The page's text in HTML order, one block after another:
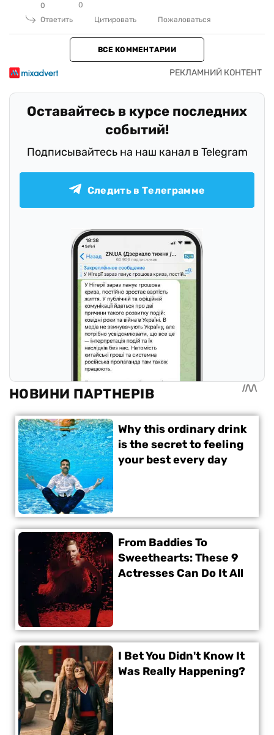
0
0
Ответить
Цитировать Пожаловаться
ВСЕ КОММЕНТАРИИ
Оставайтесь в курсе последних
событий!
Подписывайтесь на наш канал в Telegram
Следить в Телеграмме